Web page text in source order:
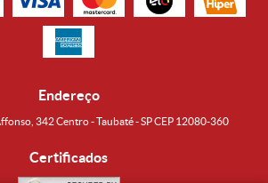
Endereço
342 Centro - Taubaté - SP CEP 12080-360
Certificados